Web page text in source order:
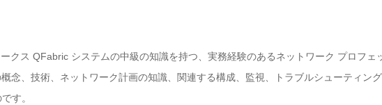
クス QFabric システムの中級の知識を持つ、実務経験のあるネットワーク プロフェ
念、技術、ネットワーク計画の知識、関連する構成、監視、トラブルシューティン
す。